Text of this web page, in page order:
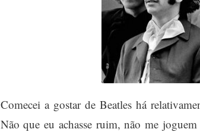
Comecei a gostar de Beatles há
Não que eu achasse ruim, não me